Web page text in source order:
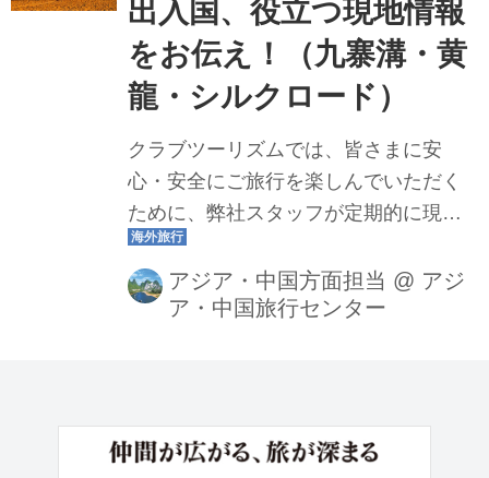
出入国、役立つ現地情報
をお伝え！（九寨溝・黄
龍・シルクロード）
クラブツーリズムでは、皆さまに安
心・安全にご旅行を楽しんでいただく
ために、弊社スタッフが定期的に現地
視察を行っております。今回は、2024
年6月に実施した弊社スタッフの現地視
察と7月下旬にかけて出発したツアー報
現地の最新情報や渡航の流れなどをお
伝えしたいと思います！ 旅に役立つ
アジア・中国方面担当 @ アジ
ア・中国旅行センター